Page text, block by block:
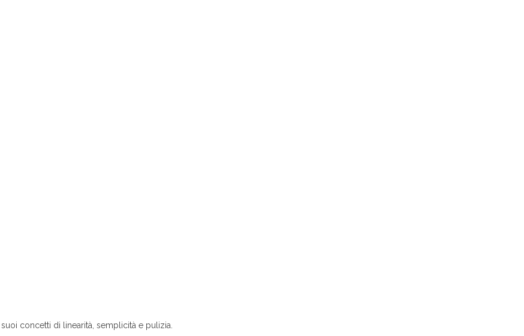
concetti di linearità, semplicità e pulizia.